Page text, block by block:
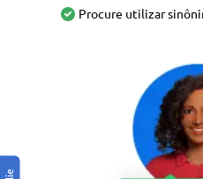
Procure utilizar